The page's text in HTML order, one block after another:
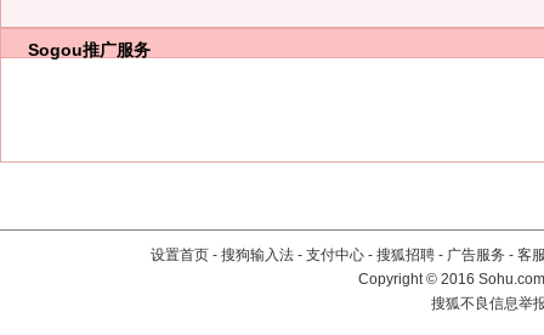
Sogou推广服务
设置首页 - 搜狗输入法 - 支付中心 - 搜狐招聘 - 广告服务 - 客
Copyright©2016
搜狐不良信息举